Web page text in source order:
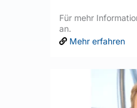
Für mehr
an.
Mehr erfahren